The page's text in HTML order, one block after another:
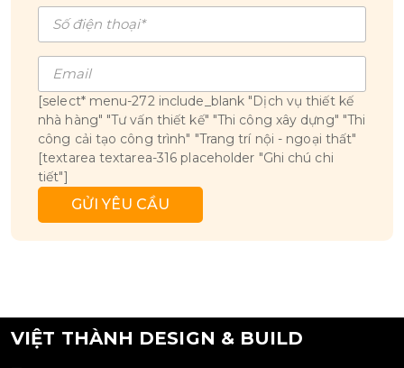
[select* menu-272 include_blank "Dịch vụ thiết kế
nhà hàng" "Tư vấn thiết kế" "Thi công xây dựng" "Thi
công cải tạo công trình" "Trang trí nội - ngoại thất"
[textarea textarea-316 placeholder "Ghi chú chi
tiết"]
VIỆT THÀNH DESIGN & BUILD